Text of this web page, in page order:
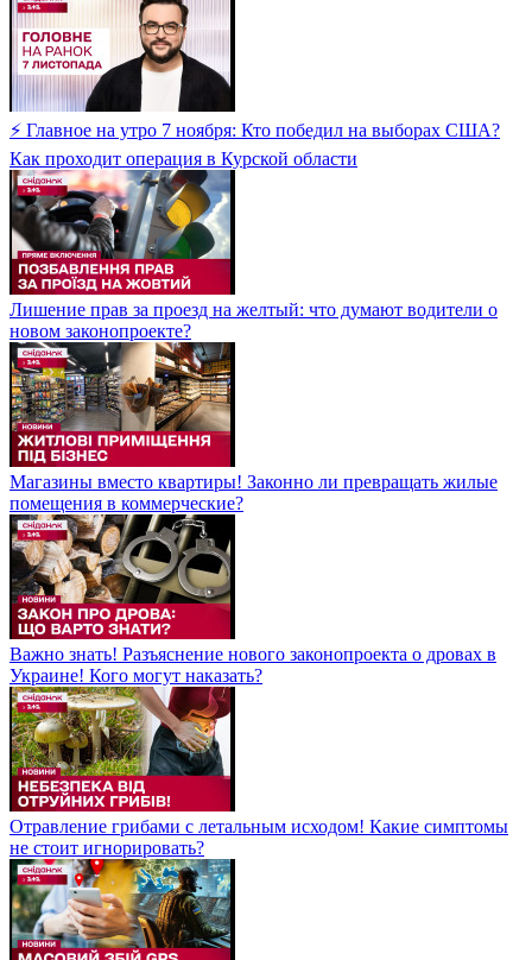
⚡ Главное на утро 7 ноября: Кто победил на выборах США?
Как проходит операция в Курской области
Лишение прав за проезд на желтый: что думают водители о
новом законопроекте?
Магазины вместо квартиры! Законно ли превращать жилые
помещения в коммерческие?
Важно знать! Разъяснение нового законопроекта о дровах в
Украине! Кого могут наказать?
Отравление грибами с летальным исходом! Какие симптомы
не стоит игнорировать?